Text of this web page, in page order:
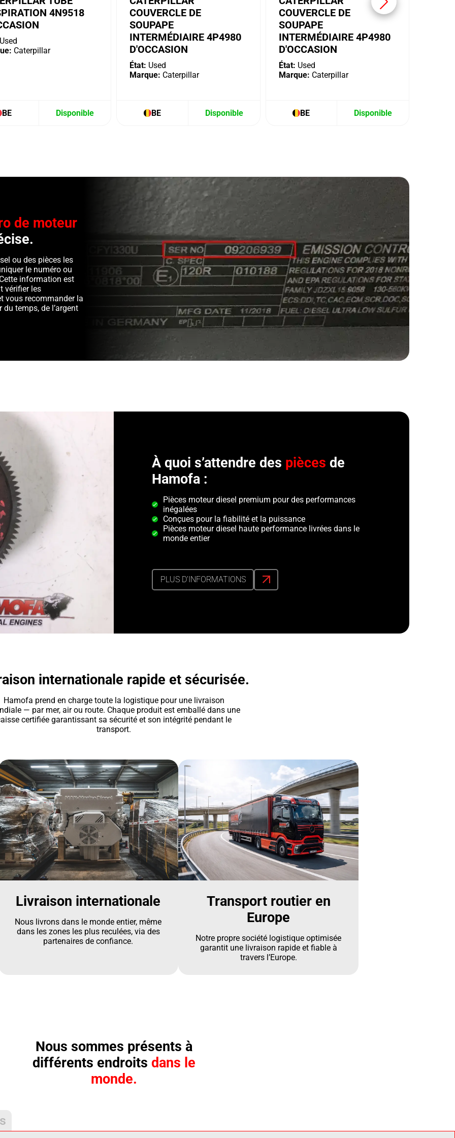
4N9518
Caterpillar
BE Disponible
COUVERCLE DE
SOUPAPE
INTERMÉDIAIRE 4P4980
D'OCCASION
État: Used
Marque: Caterpillar
BE Disponible
COUVERCLE DE
SOUPAPE
INTERMÉDIAIRE 4P4980
D'OCCASION
État: Used
Marque: Caterpillar
BE Disponible
de moteur
ou des pièces les
le numéro ou
information est
vérifier les
vous recommander la
temps, de l’argent
À quoi s’attendre des pièces de
Hamofa :
Pièces moteur diesel premium pour des performances
inégalées
Conçues pour la fiabilité et la puissance
Pièces moteur diesel haute performance livrées dans le
monde entier
PLUS D’INFORMATIONS
internationale rapide et sécurisée.
Hamofa prend en charge toute la logistique pour une livraison
— par mer, air ou route. Chaque produit est emballé dans une
certifiée garantissant sa sécurité et son intégrité pendant le
transport.
Livraison internationale
Nous livrons dans le monde entier, même
dans les zones les plus reculées, via des
partenaires de confiance.
Transport routier en
Europe
Notre propre société logistique optimisée
garantit une livraison rapide et fiable à
travers l’Europe.
Nous sommes présents à
différents endroits dans le
monde.